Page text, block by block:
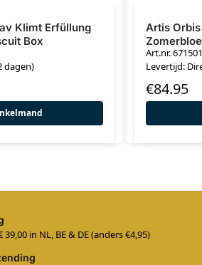
Klimt Erfüllung
Box
dagen)
Artis
Art.nr.
Levertijd:
€84.95
in NL, BE & DE (anders €4,95)